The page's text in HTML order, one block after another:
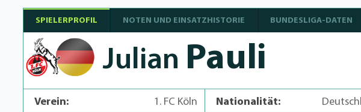
SPIELERPROFIL NOTEN UND EINSATZHISTORIE BUNDESLIGA-DATEN
Julian Pauli
Verein: 1. FC Köln Nationalität: